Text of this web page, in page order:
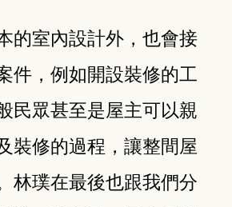
的室內設計外，也會接
件，例如開設裝修的工
民眾甚至是屋主可以親
裝修的過程，讓整間屋
林璞在最後也跟我們分